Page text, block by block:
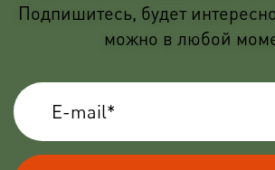
Подпишитесь, будет
можно в любой